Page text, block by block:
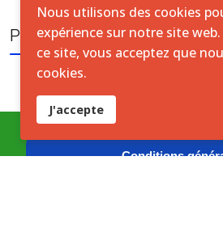
PUBLICATION TAGS
Conditions
Nous utilisons des cookies
expérience sur notre site
ce site, vous acceptez que
cookies.
J'accepte